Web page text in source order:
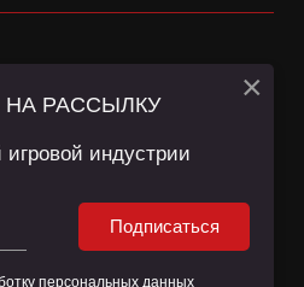
и сервис «Яндекс
и
РАССЫЛКУ
индустрии
Подписаться
персональных данных
×